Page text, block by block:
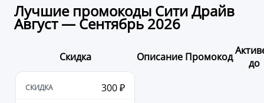
Лучшие промокоды Сити Драйв
Август — Сентябрь 2026
Скидка Описание Промокод
до
300 ₽